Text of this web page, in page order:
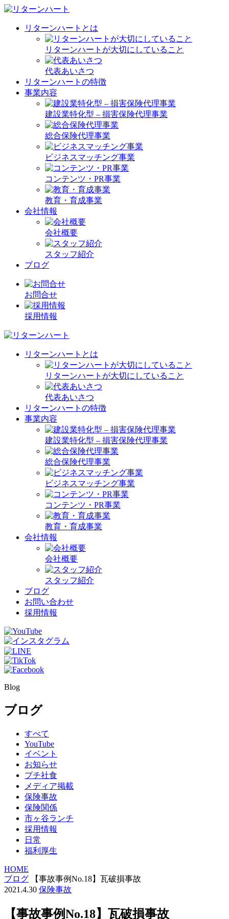
リターンハートとは
リターンハートが大切にしていること
代表あいさつ
リターンハートの特徴
事業内容
建設業特化型 – 損害保険代理事業
総合保険代理事業
ビジネスマッチング事業
コンテンツ・PR事業
教育・育成事業
会社情報
会社概要
スタッフ紹介
ブログ
お問合せ
採用情報
リターンハートとは
リターンハートが大切にしていること
代表あいさつ
リターンハートの特徴
事業内容
建設業特化型 – 損害保険代理事業
総合保険代理事業
ビジネスマッチング事業
コンテンツ・PR事業
教育・育成事業
会社情報
会社概要
スタッフ紹介
ブログ
お問い合わせ
採用情報
Blog
ブログ
すべて
YouTube
イベント
お知らせ
プチ社食
メディア掲載
保険事故
保険関係
市ヶ谷ランチ
採用情報
日常
福利厚生
HOME
ブログ
【事故事例No.18】瓦破損事故
2021.4.30 保険事故
【事故事例No.18】瓦破損事故